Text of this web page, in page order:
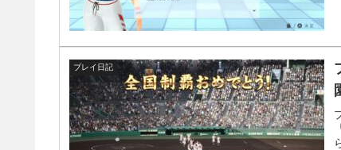
プレイ日記